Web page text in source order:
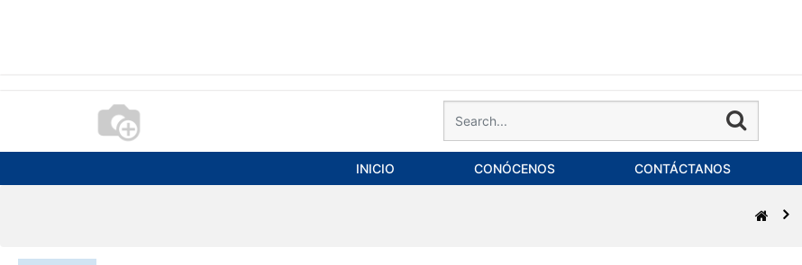
INICIO CONÓCENOS CONTÁCTANOS